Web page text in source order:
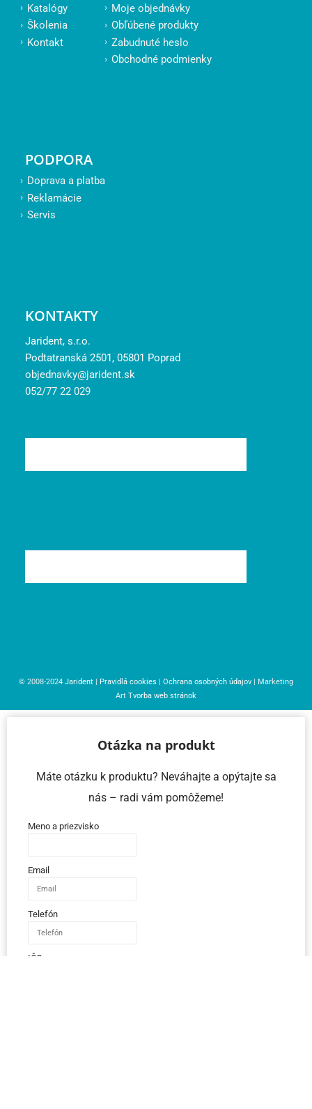
Katalógy
Školenia
Kontakt
Moje objednávky
Obľúbené produkty
Zabudnuté heslo
Obchodné podmienky
PODPORA
Doprava a platba
Reklamácie
Servis
KONTAKTY
Jarident, s.r.o.
Podtatranská 2501, 05801 Poprad
objednavky@jarident.sk
052/77 22 029
© 2008-2024 Jarident | Pravidlá cookies | Ochrana osobných údajov | Marketing
Art Tvorba web stránok
Otázka na produkt
Máte otázku k produktu? Neváhajte a opýtajte sa
nás – radi vám pomôžeme!
Meno a priezvisko
Email
Telefón
IČO